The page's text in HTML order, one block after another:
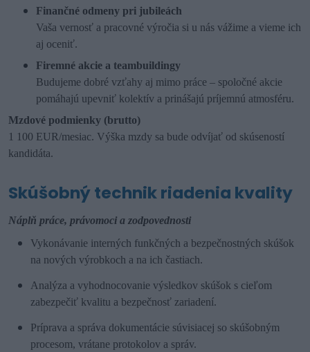
Finančné odmeny pri jubileách
Vaša vernosť a pracovné výročia si u nás vážime a vieme ich
aj oceniť.
Firemné akcie a teambuildingy
Budujeme dobré vzťahy aj mimo práce – spoločné akcie
pomáhajú upevniť kolektív a prinášajú príjemnú atmosféru.
Mzdové podmienky (brutto)
1 100 EUR/mesiac. Výška mzdy sa bude odvíjať od skúseností
kandidáta.
Skúšobný technik riadenia kvality
Náplň práce, právomoci a zodpovednosti
Vykonávanie interných funkčných a bezpečnostných skúšok
na nových výrobkoch a na ich častiach.
Analýza a vyhodnocovanie výsledkov skúšok s cieľom
zabezpečiť kvalitu a bezpečnosť zariadení.
Príprava a správa dokumentácie súvisiacej so skúšobným
procesom, vrátane protokolov a správ.